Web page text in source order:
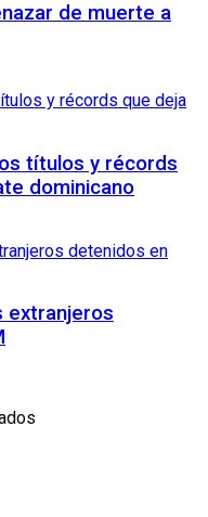
de muerte a
títulos y récords
dominicano
extranjeros